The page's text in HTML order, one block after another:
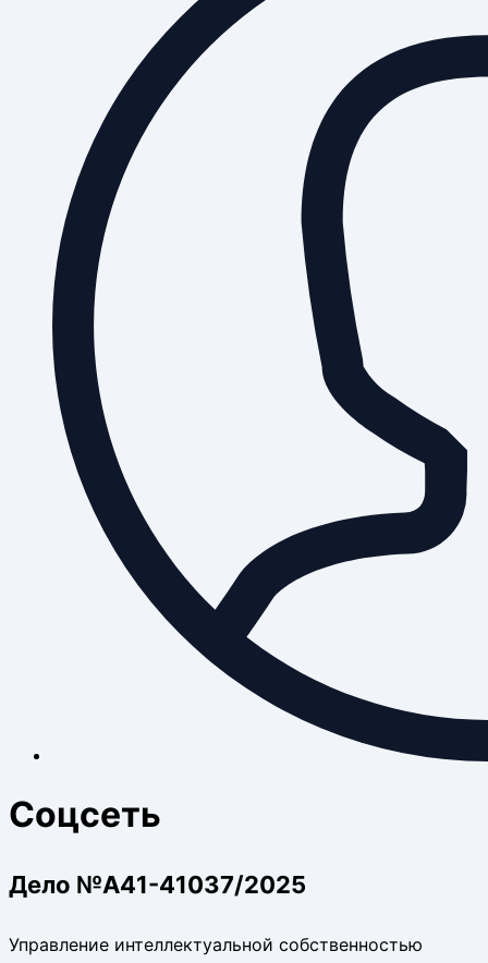
Соцсеть
Дело №А41-41037/2025
Управление интеллектуальной собственностью